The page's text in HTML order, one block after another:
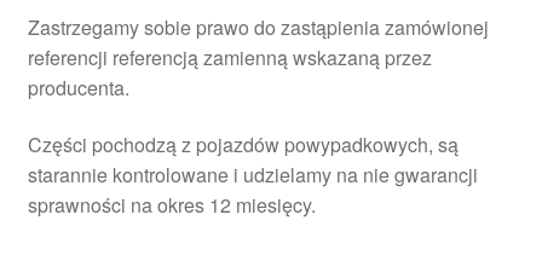
Zastrzegamy sobie prawo do zastąpienia zamówionej
referencji referencją zamienną wskazaną przez
producenta.
Części pochodzą z pojazdów powypadkowych, są
starannie kontrolowane i udzielamy na nie gwarancji
sprawności na okres 12 miesięcy.